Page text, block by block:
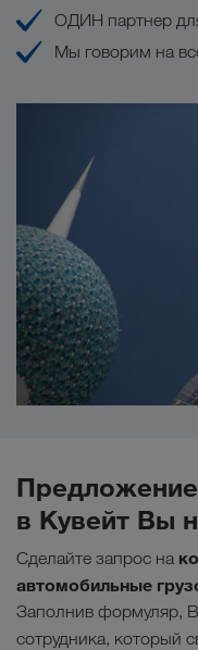
ОДИН партнер
Мы говорим на
в Кувейт Вы
Сделайте запрос на
автомобильные
Заполнив формуляр,
сотрудника, который